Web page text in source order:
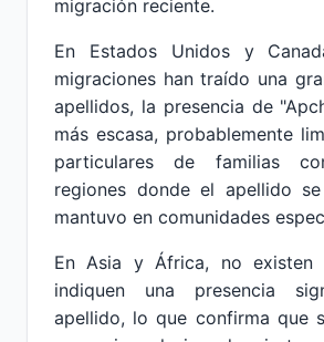
migración reciente.
En Estados Unidos y
migraciones han traído una
apellidos, la presencia de
más escasa, probablemente
particulares de familias
regiones donde el apellido
mantuvo en comunidades
En Asia y África, no existen
indiquen una presencia
apellido, lo que confirma que